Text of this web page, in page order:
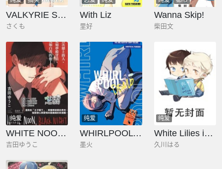
VALKYRIE SUMMER 夏日瓦尔基里
さくも
With Liz
里好
Wanna Skip!
柴田文
纯爱
WHITE NOON BLACK NIGHT
吉田ゆうこ
纯爱
WHIRLPOOL DEMO
墨火
纯爱
White Lilies in Love BRIDE's 新婚百合集
久川はる